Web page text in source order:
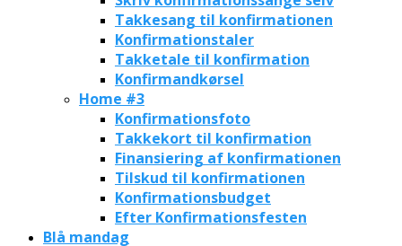
Takkesang til konfirmationen
Konfirmationstaler
Takketale til konfirmation
Konfirmandkørsel
Home #3
Konfirmationsfoto
Takkekort til konfirmation
Finansiering af konfirmationen
Tilskud til konfirmationen
Konfirmationsbudget
Efter Konfirmationsfesten
Blå mandag